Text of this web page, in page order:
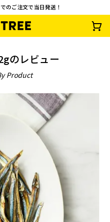
のご注文で当日発送！
ターキーアキレス M
のレビュー
Product